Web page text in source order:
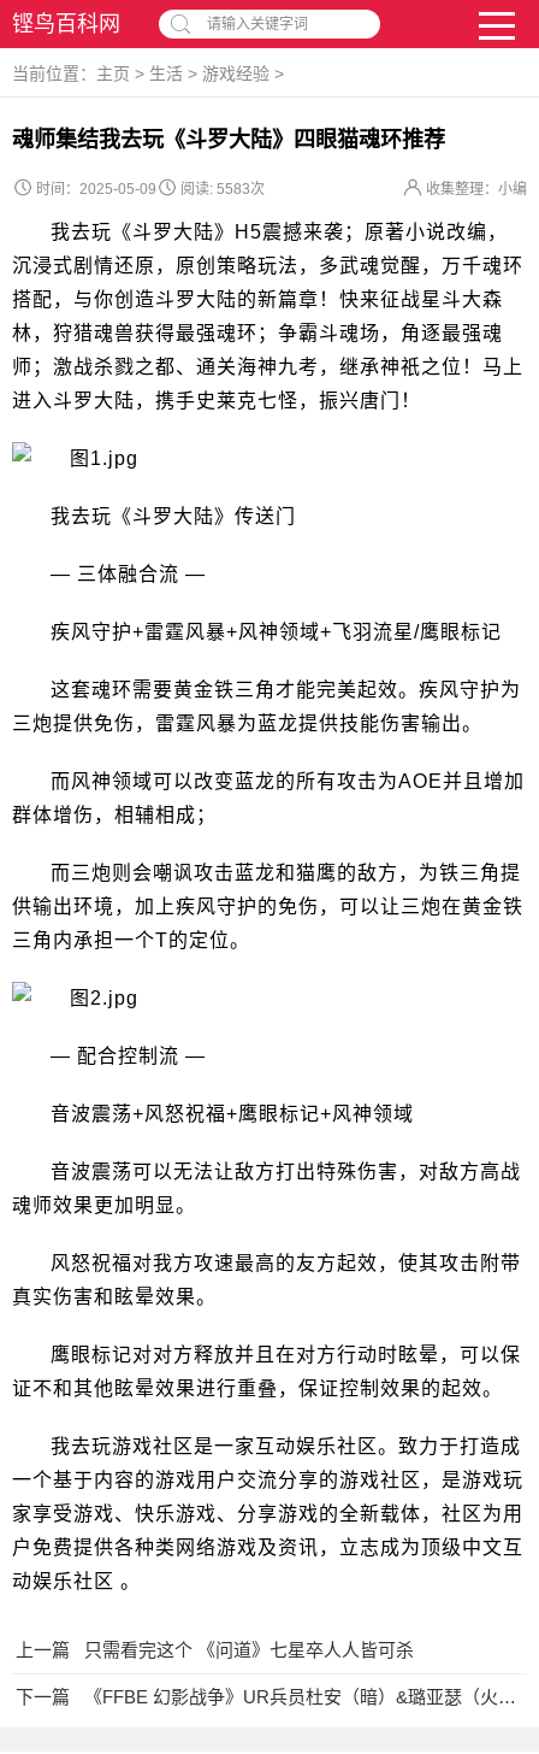
铿鸟百科网 请输入关键字词
当前位置： 主页 > 生活 > 游戏经验 >
魂师集结我去玩《斗罗大陆》四眼猫魂环推荐
时间：2025-05-09 收集整理：小编
阅读: 5583次
我去玩《斗罗大陆》H5震撼来袭；原著小说改编，
沉浸式剧情还原，原创策略玩法，多武魂觉醒，万千魂环
搭配，与你创造斗罗大陆的新篇章！快来征战星斗大森
林，狩猎魂兽获得最强魂环；争霸斗魂场，角逐最强魂
师；激战杀戮之都、通关海神九考，继承神祇之位！马上
进入斗罗大陆，携手史莱克七怪，振兴唐门！
我去玩《斗罗大陆》传送门
— 三体融合流 —
疾风守护+雷霆风暴+风神领域+飞羽流星/鹰眼标记
这套魂环需要黄金铁三角才能完美起效。疾风守护为
三炮提供免伤，雷霆风暴为蓝龙提供技能伤害输出。
而风神领域可以改变蓝龙的所有攻击为AOE并且增加
群体增伤，相辅相成；
而三炮则会嘲讽攻击蓝龙和猫鹰的敌方，为铁三角提
供输出环境，加上疾风守护的免伤，可以让三炮在黄金铁
三角内承担一个T的定位。
— 配合控制流 —
音波震荡+风怒祝福+鹰眼标记+风神领域
音波震荡可以无法让敌方打出特殊伤害，对敌方高战
魂师效果更加明显。
风怒祝福对我方攻速最高的友方起效，使其攻击附带
真实伤害和眩晕效果。
鹰眼标记对对方释放并且在对方行动时眩晕，可以保
证不和其他眩晕效果进行重叠，保证控制效果的起效。
我去玩游戏社区是一家互动娱乐社区。致力于打造成
一个基于内容的游戏用户交流分享的游戏社区，是游戏玩
家享受游戏、快乐游戏、分享游戏的全新载体，社区为用
户免费提供各种类网络游戏及资讯，立志成为顶级中文互
动娱乐社区 。
上一篇 只需看完这个 《问道》七星卒人人皆可杀
下一篇 《FFBE 幻影战争》UR兵员杜安（暗）&璐亚瑟（火）现已登场！